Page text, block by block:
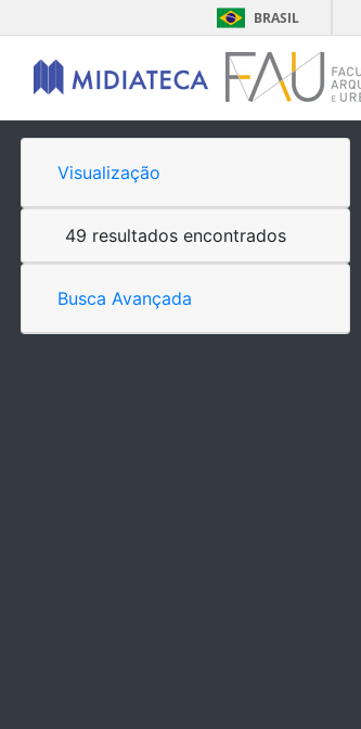
BRASIL
Visualização
49 resultados encontrados
Busca Avançada